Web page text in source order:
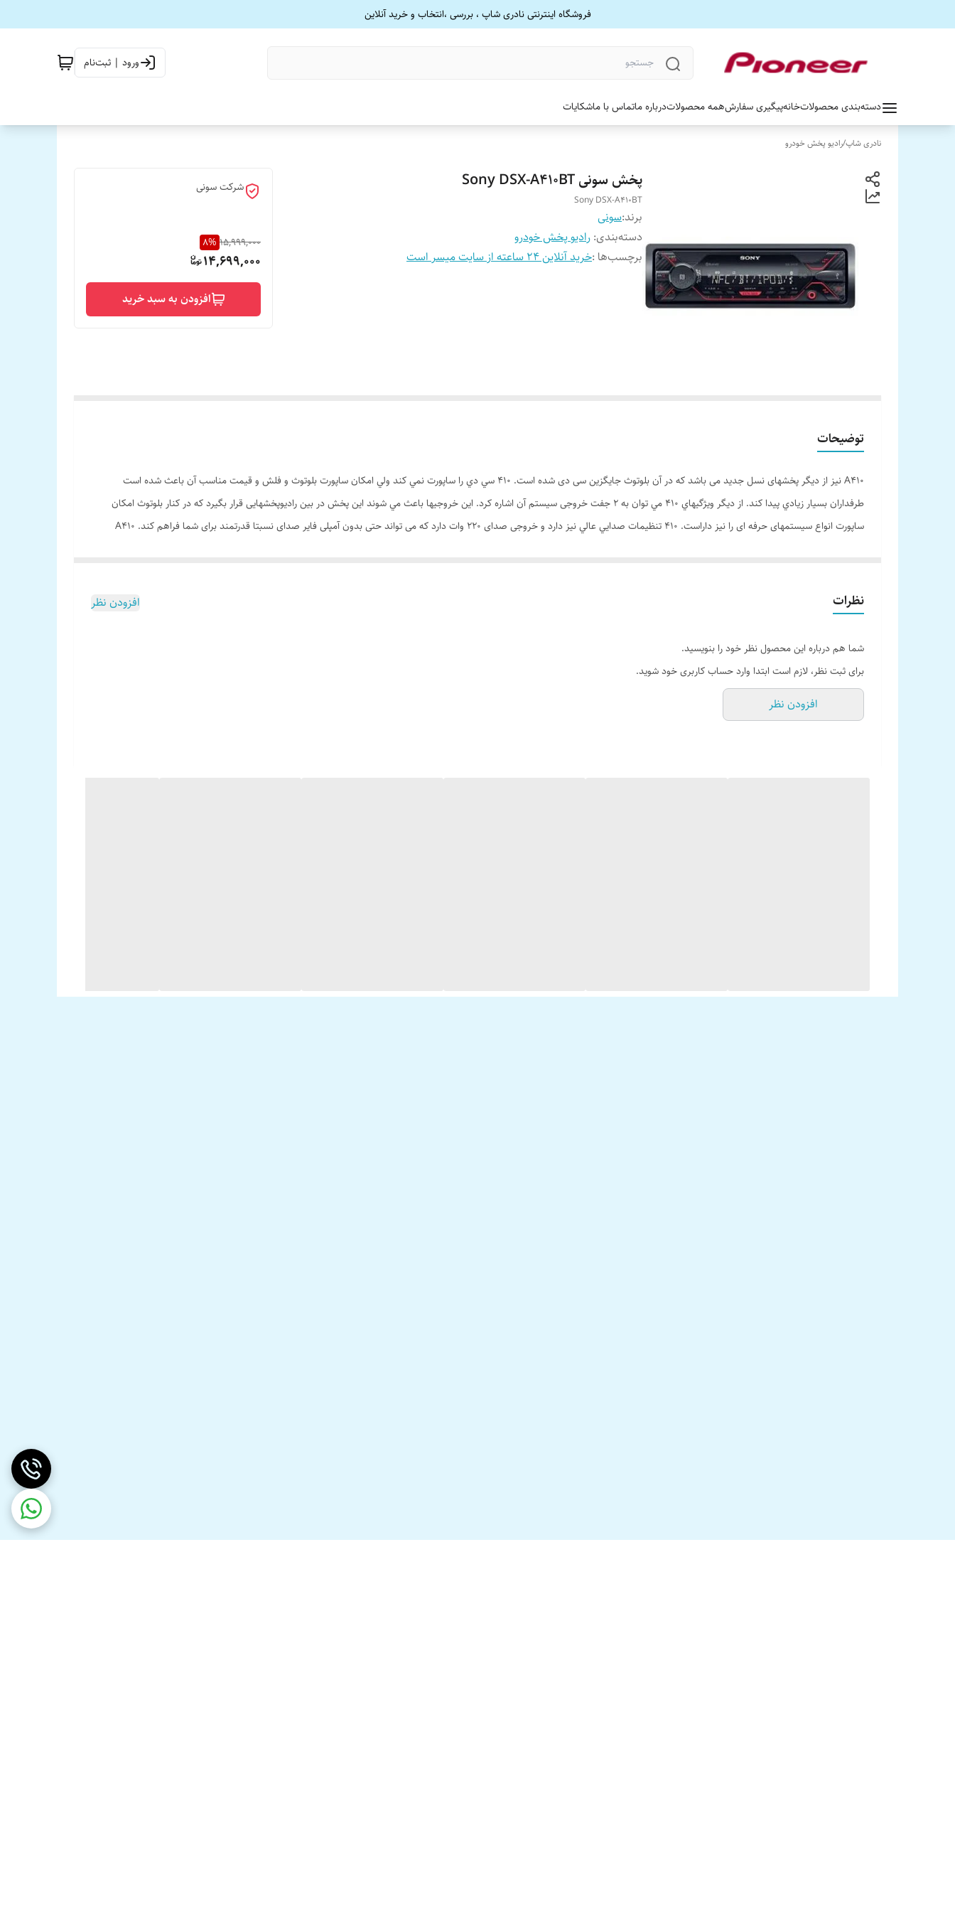
فروشگاه اینترنتی نادری شاپ ، بررسی ،انتخاب و خرید آنلاین
ورود | ثبت‌نام
دسته‌بندی محصولاتخانهپیگیری سفارشهمه محصولاتدرباره ماتماس با ماشکایات
نادری شاپ/رادیو پخش خودرو
پخش سونی Sony DSX-A410BT
Sony DSX-A410BT
برند:سونی
دسته‌بندی: رادیو پخش خودرو
برچسب‌ها :خرید آنلاین 24 ساعته از سایت میسر است
شرکت سونی
15,999,000
8%
14,699,000
افزودن به سبد خرید
توضیحات
A410 نیز از دیگر پخشهای نسل جدید می باشد که در آن بلوتوث جایگزین سی دی شده است. 410 سي دي را ساپورت نمي كند ولي امكان ساپورت بلوتوث و فلش و قيمت مناسب آن باعث شده است
طرفداران بسيار زيادي پیدا كند. از ديگر ويژگيهاي 410 مي توان به 2 جفت خروجی سيستم آن اشاره كرد. اين خروجيها باعث مي شوند این پخش در بین رادیوپخشهایی قرار بگیرد که در کنار بلوتوث امکان
ساپورت انواع سیستمهای حرفه ای را نیز داراست. 410 تنظيمات صدايي عالي نيز دارد و خروجی صدای 220 وات دارد که می تواند حتی بدون آمپلی فایر صدای نسبتا قدرتمند برای شما فراهم کند. A410
نظرات افزودن نظر
شما هم درباره این محصول نظر خود را بنویسید.
برای ثبت نظر، لازم است ابتدا وارد حساب کاربری خود شوید.
افزودن نظر